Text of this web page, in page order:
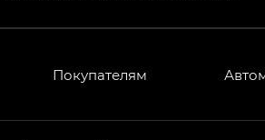
Покупателям